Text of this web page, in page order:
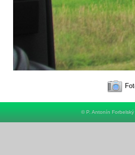
© P. Antonín